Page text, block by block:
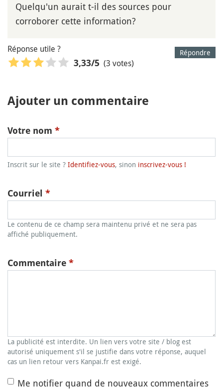
Quelqu'un aurait t-il des sources pour
corroborer cette information?
Répondre
Réponse utile ?
3,33/5 (3 votes)
Ajouter un commentaire
Votre nom *
Inscrit sur le site ? Identifiez-vous, sinon inscrivez-vous !
Courriel *
Le contenu de ce champ sera maintenu privé et ne sera pas
affiché publiquement.
Commentaire *
La publicité est interdite. Un lien vers votre site / blog est
autorisé uniquement s'il se justifie dans votre réponse, auquel
cas un lien retour vers Kanpai.fr est exigé.
Me notifier quand de nouveaux commentaires